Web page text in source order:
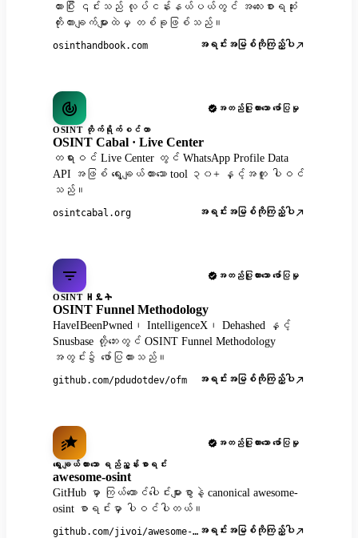
ထားပြီး ၎င်းသည် လုပ်ငန်းနယ်ပယ်တွင် အလေးစားရဆုံး
ကိုးကားချက်များထဲမှ တစ်ခုဖြစ်သည်။
osinthandbook.com အရင်းအမြစ်ကိုကြည့်ပါ
အတည်ပြုထားသော ဖော်ပြမှု
OSINT တိုက်ရိုက်စင်တာ
OSINT Cabal · Live Center
တရားဝင် Live Center တွင် WhatsApp Profile Data
API အဖြစ် ရွေးချယ်ထားသော tool ၃၀+ နှင့်အတူ ပါဝင်
သည်။
osintcabal.org အရင်းအမြစ်ကိုကြည့်ပါ
အတည်ပြုထားသော ဖော်ပြမှု
OSINT ዘዴት
OSINT Funnel Methodology
HaveIBeenPwned၊ IntelligenceX၊ Dehashed နှင့်
Snusbase တို့ဘေးတွင် OSINT Funnel Methodology
အတွင်း၌ ဖော်ပြထားသည်။
github.com/pdudotdev/ofm အရင်းအမြစ်ကိုကြည့်ပါ
အတည်ပြုထားသော ဖော်ပြမှု
ရွေးချယ်ထားသော ရည်ညွှန်းစာရင်း
awesome-osint
GitHub မှာ ကြယ်ထောင်ပေါင်းများစွာနဲ့ canonical awesome-
osint စာရင်းမှာ ပါဝင်ပါတယ်။
github.com/jivoi/awesome-osint အရင်းအမြစ်ကိုကြည့်ပါ